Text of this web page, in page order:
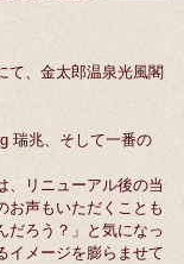
て、金太郎温泉光風閣
瑞兆、そして一番の
、リニューアル後の当
お声もいただくことも
だろう？」と気になっ
イメージを膨らませて